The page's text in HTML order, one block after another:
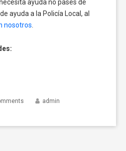
ayuda no pases de
ayuda a la Policía Local, al
nosotros.
admin